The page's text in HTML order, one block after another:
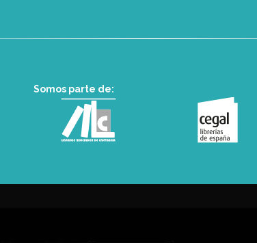
Somos parte de: